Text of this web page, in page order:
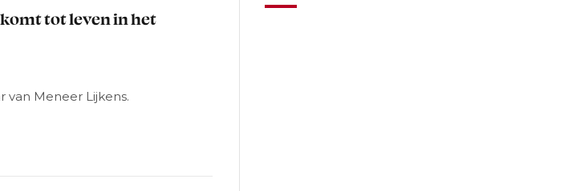
tot leven in het
van Meneer Lijkens.